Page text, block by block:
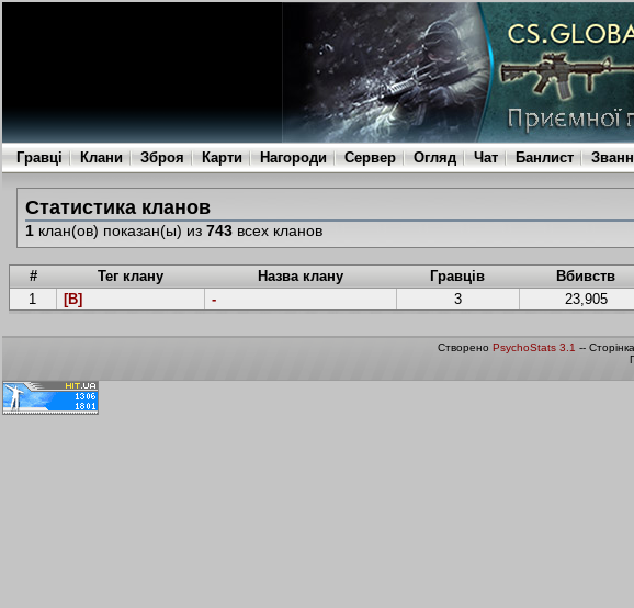
Гравці Клани Зброя Карти Нагороди Сервер Огляд Чат Банлист
Статистика кланов
1клан(ов) показан(ы) из 743всех кланов
# Тег клану Назва клану Гравців Вбивств
1
[B] - 3 23,905
Створено PsychoStats 3.1 --